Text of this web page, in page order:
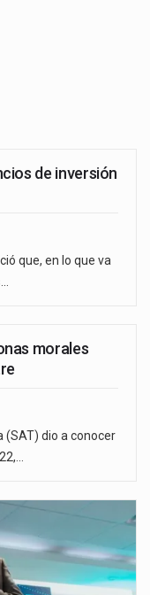
de inversión
que, en lo que va
morales
(SAT) dio a conocer